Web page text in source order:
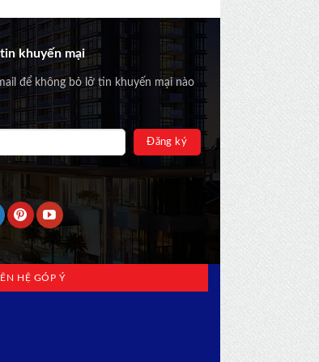
khuyến mại
để không bỏ lỡ tin khuyến mại nào
HỆ GÓP Ý